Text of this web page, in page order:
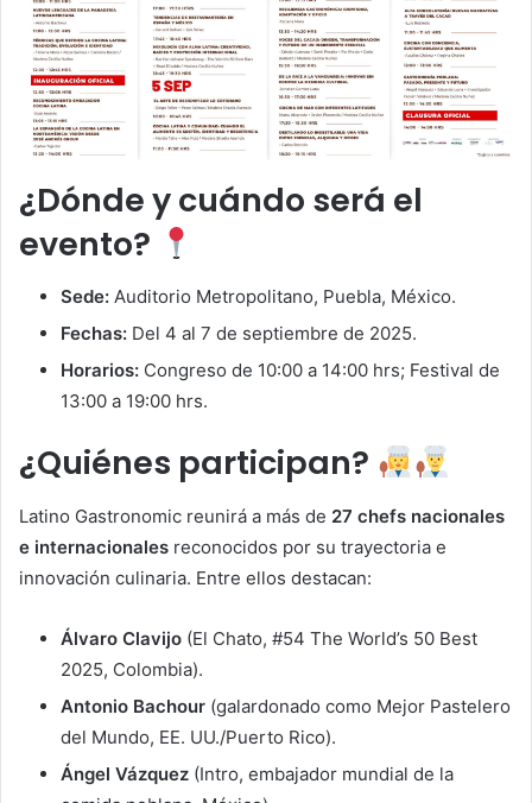
¿Dónde y cuándo será el
evento?
Sede: Auditorio Metropolitano, Puebla, México.
Fechas: Del 4 al 7 de septiembre de 2025.
Horarios: Congreso de 10:00 a 14:00 hrs; Festival de
13:00 a 19:00 hrs.
¿Quiénes participan?
Latino Gastronomic reunirá a más de 27 chefs nacionales
e internacionales reconocidos por su trayectoria e
innovación culinaria. Entre ellos destacan:
Álvaro Clavijo (El Chato, #54 The World’s 50 Best
2025, Colombia).
Antonio Bachour (galardonado como Mejor Pastelero
del Mundo, EE. UU./Puerto Rico).
Ángel Vázquez (Intro, embajador mundial de la